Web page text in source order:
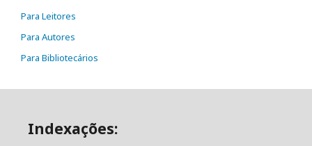
Para Leitores
Para Autores
Para Bibliotecários
Indexações: